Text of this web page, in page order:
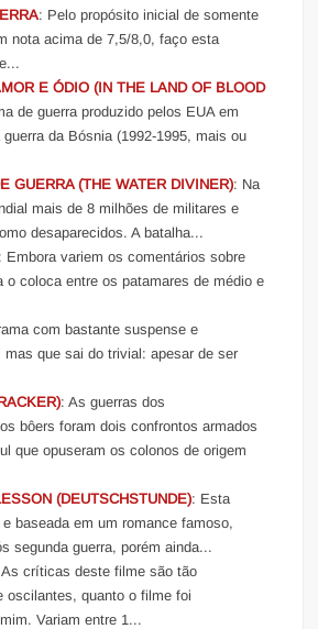
: Pelo propósito inicial de somente
nota acima de 7,5/8,0, faço esta
E ÓDIO (IN THE LAND OF BLOOD
de guerra produzido pelos EUA em
da Bósnia (1992-1995, mais ou
GUERRA (THE WATER DIVINER): Na
mais de 8 milhões de militares e
desaparecidos. A batalha...
Embora variem os comentários sobre
o coloca entre os patamares de médio e
com bastante suspense e
mas que sai do trivial: apesar de ser
: As guerras dos
bôers foram dois confrontos armados
que opuseram os colonos de origem
(DEUTSCHSTUNDE): Esta
baseada em um romance famoso,
segunda guerra, porém ainda...
críticas deste filme são tão
oscilantes, quanto o filme foi
Variam entre 1...